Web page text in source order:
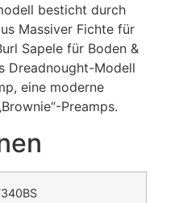
besticht durch
Massiver Fichte für
Sapele für Boden &
Dreadnought-Modell
eine moderne
Preamps.